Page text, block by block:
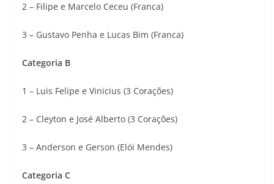
2 – Filipe e Marcelo Ceceu (Franca)
3 – Gustavo Penha e Lucas Bim (Franca)
Categoria B
1 – Luis Felipe e Vinicius (3 Corações)
2 – Cleyton e José Alberto (3 Corações)
3 – Anderson e Gerson (Elói Mendes)
Categoria C